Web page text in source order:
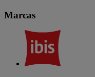
Marcas